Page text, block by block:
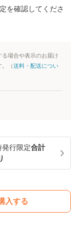
を確認してくださ
場合や表示のお届け
。（送料・配送につい
発行限定合計
入する